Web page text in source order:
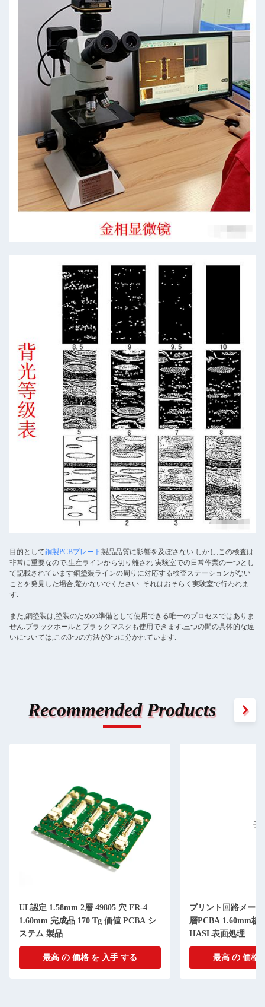
目的として銅製PCBプレート 製品品質に影響を及ぼさない.しかし,この検査は
非常に重要なので,生産ラインから切り離され 実験室での日常作業の一つとし
て記載されています銅塗装ラインの周りに対応する検査ステーションがない
ことを発見した場合,驚かないでください. それはおそらく実験室で行われま
す.
また,銅塗装は,塗装のための準備として使用できる唯一のプロセスではありま
せん.ブラックホールとブラックマスクも使用できます.三つの間の具体的な違
いについては,この3つの方法が3つに分かれています.
Recommended Products
UL認定 1.58mm 2層 49805 穴 FR-4
1.60mm 完成品 170 Tg 価値 PCBA シ
ステム 製品
最高 の 価格 を 入手 する
プリント回路メー
層PCBA 1.60mm板
HASL表面処理
最高 の 価格